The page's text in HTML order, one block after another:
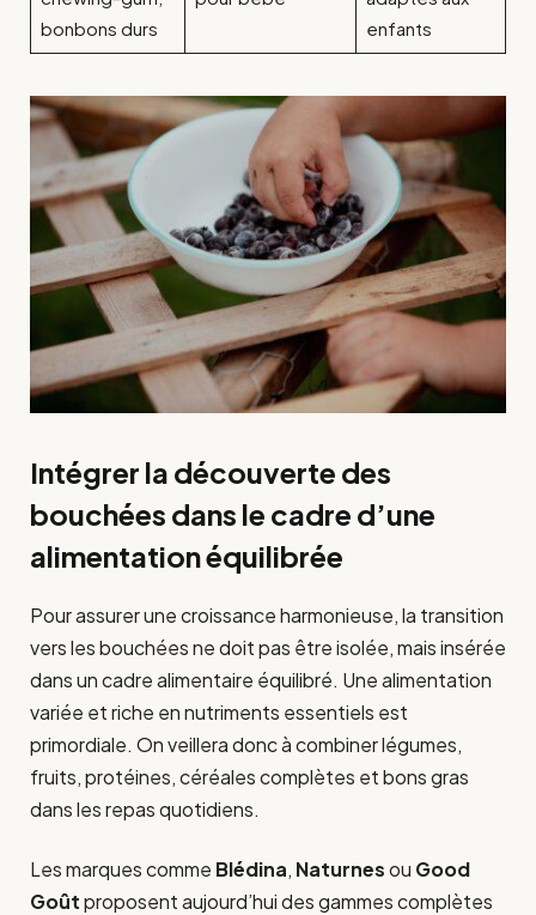
bonbons durs
enfants
Intégrer la découverte des
bouchées dans le cadre d’une
alimentation équilibrée
Pour assurer une croissance harmonieuse, la transition
vers les bouchées ne doit pas être isolée, mais insérée
dans un cadre alimentaire équilibré. Une alimentation
variée et riche en nutriments essentiels est
primordiale. On veillera donc à combiner légumes,
fruits, protéines, céréales complètes et bons gras
dans les repas quotidiens.
Les marques comme Blédina, Naturnesou Good
Goûtproposent aujourd’hui des gammes complètes